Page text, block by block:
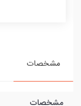
مشخصات
مشخصات